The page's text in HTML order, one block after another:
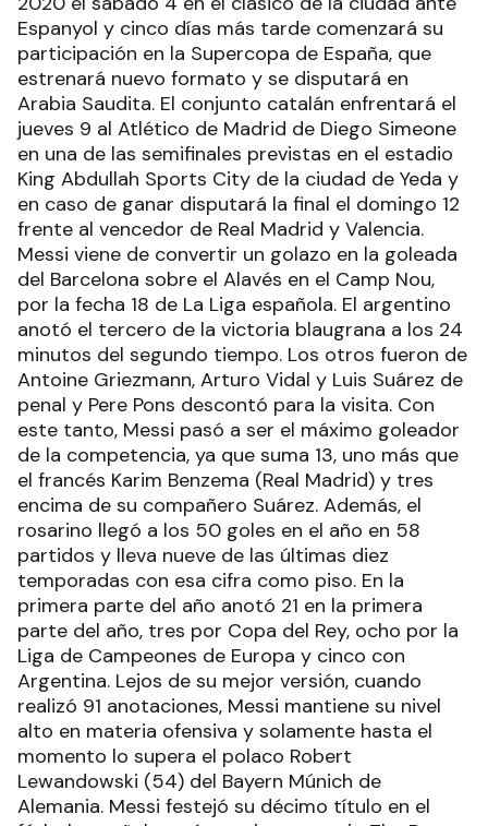
Espanyol y cinco días más tarde comenzará su
participación en la Supercopa de España, que
estrenará nuevo formato y se disputará en
Arabia Saudita. El conjunto catalán enfrentará el
jueves 9 al Atlético de Madrid de Diego Simeone
en una de las semifinales previstas en el estadio
King Abdullah Sports City de la ciudad de Yeda y
en caso de ganar disputará la final el domingo 12
frente al vencedor de Real Madrid y Valencia.
Messi viene de convertir un golazo en la goleada
del Barcelona sobre el Alavés en el Camp Nou,
por la fecha 18 de La Liga española. El argentino
anotó el tercero de la victoria blaugrana a los 24
minutos del segundo tiempo. Los otros fueron de
Antoine Griezmann, Arturo Vidal y Luis Suárez de
penal y Pere Pons descontó para la visita. Con
este tanto, Messi pasó a ser el máximo goleador
de la competencia, ya que suma 13, uno más que
el francés Karim Benzema (Real Madrid) y tres
encima de su compañero Suárez. Además, el
rosarino llegó a los 50 goles en el año en 58
partidos y lleva nueve de las últimas diez
temporadas con esa cifra como piso. En la
primera parte del año anotó 21 en la primera
parte del año, tres por Copa del Rey, ocho por la
Liga de Campeones de Europa y cinco con
Argentina. Lejos de su mejor versión, cuando
realizó 91 anotaciones, Messi mantiene su nivel
alto en materia ofensiva y solamente hasta el
momento lo supera el polaco Robert
Lewandowski (54) del Bayern Múnich de
Alemania. Messi festejó su décimo título en el